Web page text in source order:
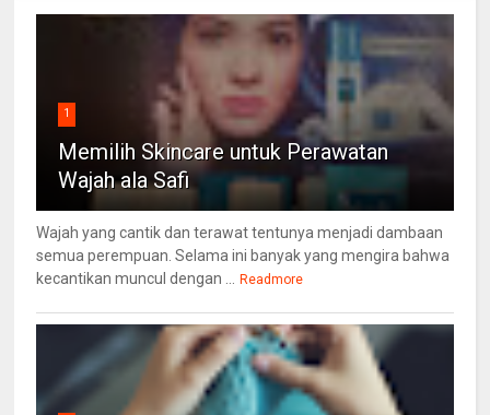
1
Memilih Skincare untuk Perawatan
Wajah ala Safi
Wajah yang cantik dan terawat tentunya menjadi dambaan
semua perempuan. Selama ini banyak yang mengira bahwa
kecantikan muncul dengan ... Readmore